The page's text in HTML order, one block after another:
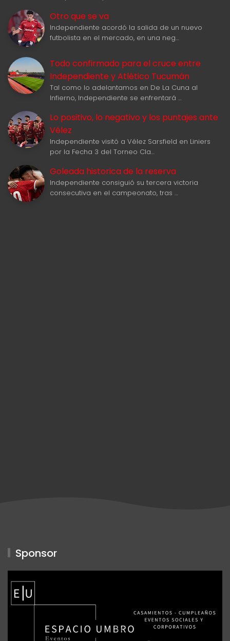
Otro que se va
Independiente acordó la salida de un nuevo
futbolista en el mercado, en una neg…
Todo confirmado para el cruce entre
Independiente y Atlético Tucumán
Tal como lo adelantamos en De La Cuna al
Infierno, Independiente se enfrentará …
Lo positivo, lo negativo y los puntajes ante
Vélez
Independiente visitó a Vélez Sarsfield en Liniers
por la Fecha 3 del Torneo Cla…
Goleada historica de la reserva
Independiente consiguió su tercera victoria
consecutiva en el campeonato, tras …
Sponsor